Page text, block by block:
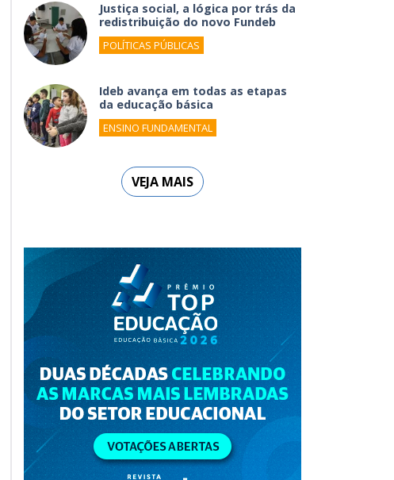
Justiça social, a lógica por trás da
redistribuição do novo Fundeb
POLÍTICAS PÚBLICAS
Ideb avança em todas as etapas
da educação básica
ENSINO FUNDAMENTAL
VEJA MAIS